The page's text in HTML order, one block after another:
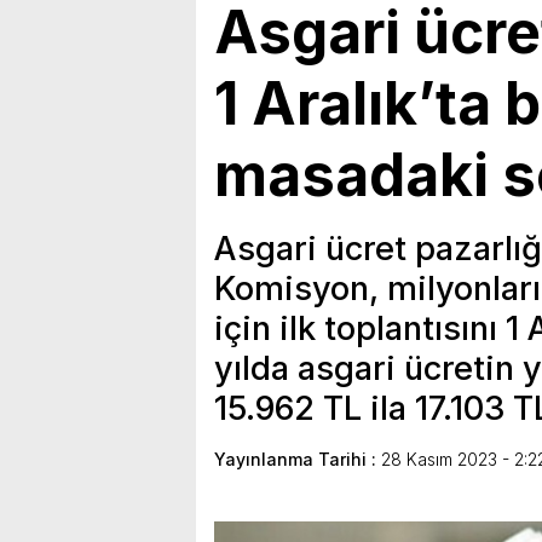
Asgari
1 Aralık’ta
masadaki
Asgari ücret
Komisyon,
için ilk toplantısını
yılda asgari ücretin
15.962 TL ila 17.103
Yayınlanma Tarihi : 28 Kasım 2023 -